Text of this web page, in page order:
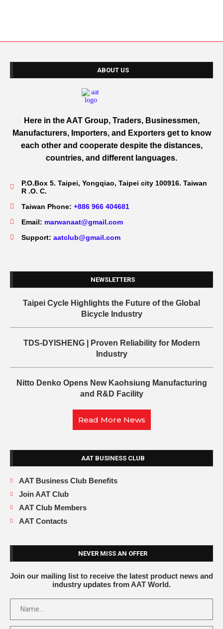
ABOUT US
Here in the AAT Group, Traders, Businessmen,
Manufacturers, Importers, and Exporters get to know
each other and cooperate despite the distances,
countries, and different languages.
P.O.Box 5. Taipei, Yongqiao, Taipei city 100916. Taiwan
R .O. C.
Taiwan Phone: +886 966 404681
Email: marwanaat@gmail.com
Support: aatclub@gmail.com
NEWSLETTERS
Taipei Cycle Highlights the Future of the Global
Bicycle Industry
TDS-DYISHENG | Proven Reliability for Modern
Industry
Nitto Denko Opens New Kaohsiung Manufacturing
and R&D Facility
Read More News
AAT BUSINESS CLUB
AAT Business Club Benefits
Join AAT Club
AAT Club Members
AAT Contacts
NEVER MISS AN OFFER
Join our mailing list to receive the latest product news and
industry updates from AAT World.